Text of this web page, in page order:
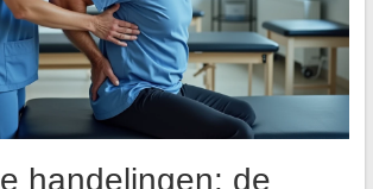
handelingen: de